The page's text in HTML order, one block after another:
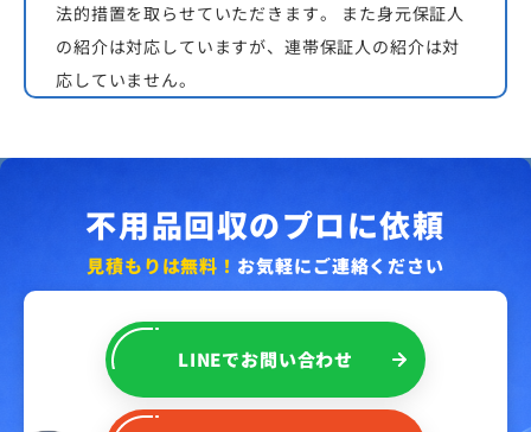
法的措置を取らせていただきます。 また身元保証人
の紹介は対応していますが、連帯保証人の紹介は対
応していません。
不用品回収のプロに依頼
見積もりは無料！ お気軽にご連絡ください
LINEでお問い合わせ